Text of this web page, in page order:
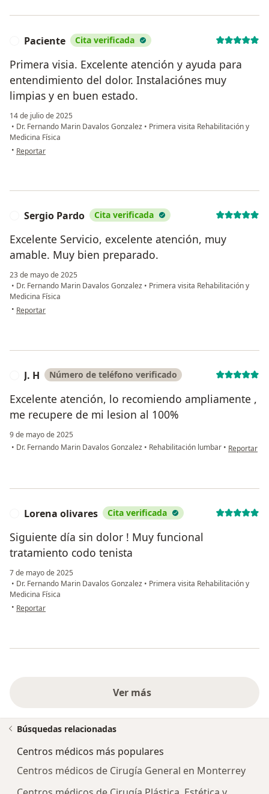
Paciente Cita verificada
Primera visia. Excelente atención y ayuda para
entendimiento del dolor. Instalaciónes muy
limpias y en buen estado.
14 de julio de 2025
• Dr. Fernando Marin Davalos Gonzalez • Primera visita Rehabilitación y
Medicina Física
• en opinión del usuario Paciente
Reportar
Sergio Pardo Cita verificada
Excelente Servicio, excelente atención, muy
amable. Muy bien preparado.
23 de mayo de 2025
• Dr. Fernando Marin Davalos Gonzalez • Primera visita Rehabilitación y
Medicina Física
• en opinión del usuario Sergio Pardo
Reportar
J. H Número de teléfono verificado
Excelente atención, lo recomiendo ampliamente ,
me recupere de mi lesion al 100%
9 de mayo de 2025
• Dr. Fernando Marin Davalos Gonzalez • Rehabilitación lumbar • en opinión
Reportar
Lorena olivares Cita verificada
Siguiente día sin dolor ! Muy funcional
tratamiento codo tenista
7 de mayo de 2025
• Dr. Fernando Marin Davalos Gonzalez • Primera visita Rehabilitación y
Medicina Física
• en opinión del usuario Lorena olivares
Reportar
Ver más
Búsquedas relacionadas
Centros médicos más populares
Centros médicos de Cirugía General en Monterrey